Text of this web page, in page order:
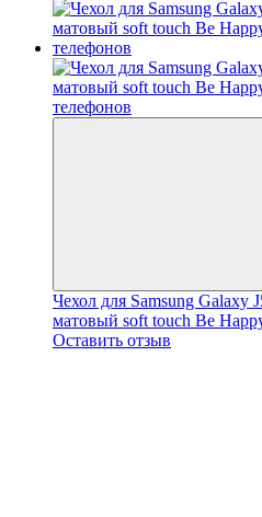
Чехол для Samsung Galaxy
матовый soft touch Be
Оставить отзыв